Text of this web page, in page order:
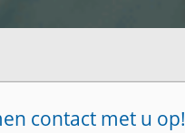
contact met u op!